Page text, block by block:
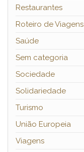
Restaurantes
Roteiro de Viagens
Saúde
Sem categoria
Sociedade
Solidariedade
Turismo
União Europeia
Viagens